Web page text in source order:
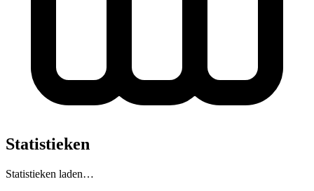
Statistieken
Statistieken laden…